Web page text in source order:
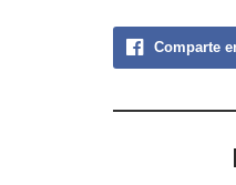
Comparte